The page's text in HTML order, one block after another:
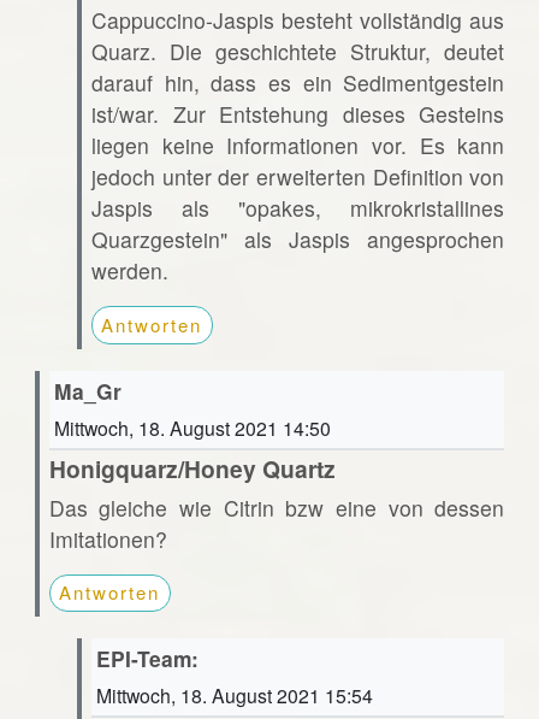
Cappuccino-Jaspis besteht vollständig aus
Quarz. Die geschichtete Struktur, deutet
darauf hin, dass es ein Sedimentgestein
ist/war. Zur Entstehung dieses Gesteins
liegen keine Informationen vor. Es kann
jedoch unter der erweiterten Definition von
Jaspis als "opakes, mikrokristallines
Quarzgestein" als Jaspis angesprochen
werden.
Antworten
Ma_Gr
Mittwoch, 18. August 2021 14:50
Honigquarz/Honey Quartz
Das gleiche wie Citrin bzw eine von dessen
Imitationen?
Antworten
EPI-Team:
Mittwoch, 18. August 2021 15:54